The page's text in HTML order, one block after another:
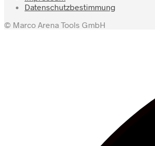
Datenschutzbestimmung
© Marco Arena Tools GmbH